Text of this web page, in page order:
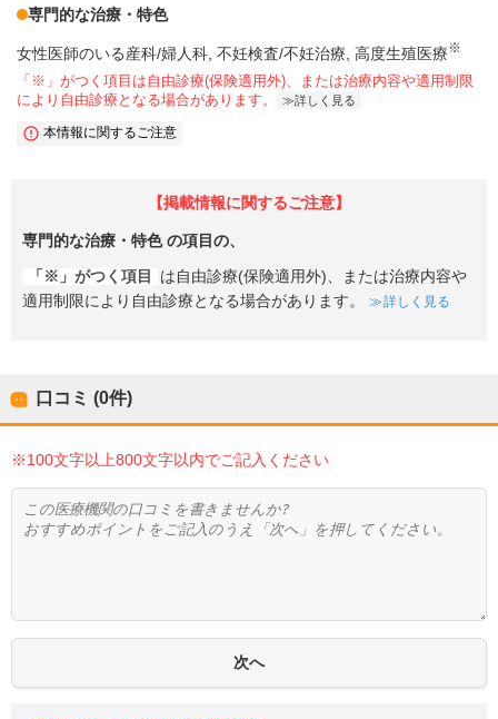
専門的な治療・特色
女性医師のいる産科/婦人科 不妊検査/不妊治療 高度生殖医療※
「※」がつく項目は自由診療(保険適用外)、または治療内容や適用制限
により自由診療となる場合があります。
詳しく見る
本情報に関するご注意
【掲載情報に関するご注意】
専門的な治療・特色の項目の、
「※」がつく項目
は自由診療(保険適用外)、または治療内容や
適用制限により自由診療となる場合があります。
詳しく見る
口コミ (0件)
※100文字以上800文字以内でご記入ください